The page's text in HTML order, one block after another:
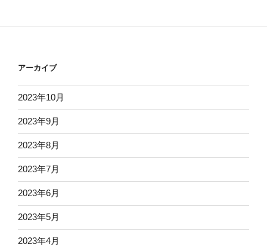
アーカイブ
2023年10月
2023年9月
2023年8月
2023年7月
2023年6月
2023年5月
2023年4月